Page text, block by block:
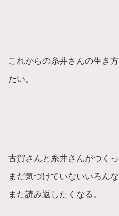
これからの糸井さんの生き
たい。
古賀さんと糸井さんがつく
まだ気づけていないいろん
また読み返したくなる。